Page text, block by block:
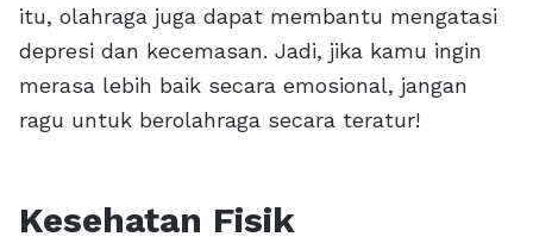
itu, olahraga juga dapat membantu mengatasi
depresi dan kecemasan. Jadi, jika kamu ingin
merasa lebih baik secara emosional, jangan
ragu untuk berolahraga secara teratur!
Kesehatan Fisik